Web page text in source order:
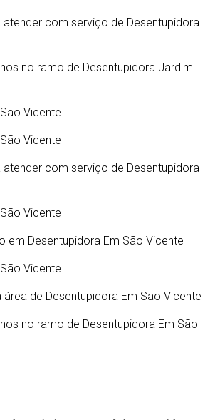
com serviço de Desentupidora
no ramo de Desentupidora Jardim
Vicente
Vicente
com serviço de Desentupidora
Vicente
em Desentupidora Em São Vicente
Vicente
área de Desentupidora Em São Vicente
no ramo de Desentupidora Em São